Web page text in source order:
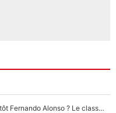
Max Verstappen, Lewis Hamilton… et bientôt Fernando Alonso ? Le classement des pilotes les mieux payés en Formule 1 risque de changer !